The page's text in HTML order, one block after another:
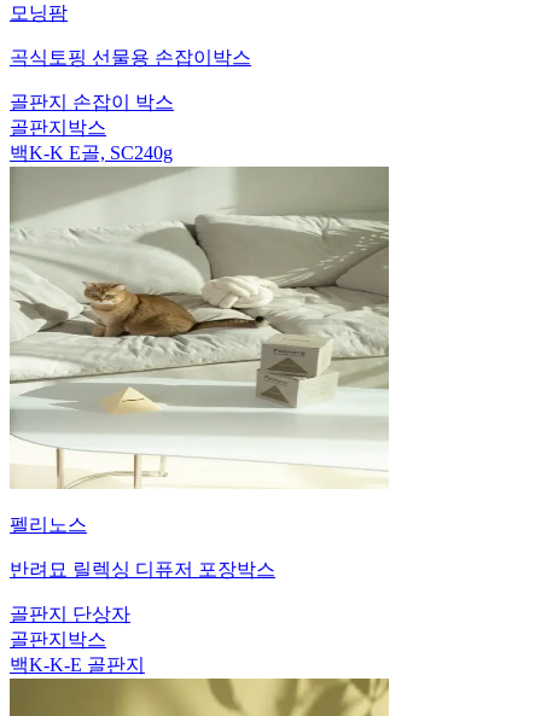
모닝팜
곡식토핑 선물용 손잡이박스
골판지 손잡이 박스
골판지박스
백K-K E골, SC240g
펠리노스
반려묘 릴렉싱 디퓨저 포장박스
골판지 단상자
골판지박스
백K-K-E 골판지